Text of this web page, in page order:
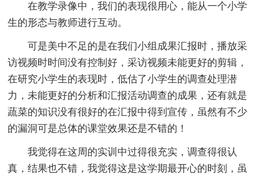
在教学录像中，我们的表现很用心，能从一个小学
生的形态与教师进行互动。
可是美中不足的是在我们小组成果汇报时，播放采
访视频时时间没有控制好，采访视频未能更好的剪辑，
在研究小学生的表现时，低估了小学生的调查处理潜
力，未能更好的分析和汇报活动调查的成果，还有就是
蔬菜的知识没有很好的在汇报中得到宣传，虽然有不少
的漏洞可是总体的课堂效果还是不错的！
我觉得在这周的实训中过得很充实，调查得很认
真，结果也不错，我觉得这是这学期最开心的时刻，虽